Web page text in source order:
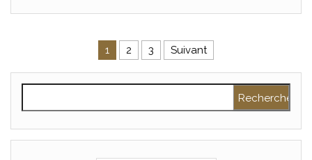
Pagination des publications
1 2 3 Suivant